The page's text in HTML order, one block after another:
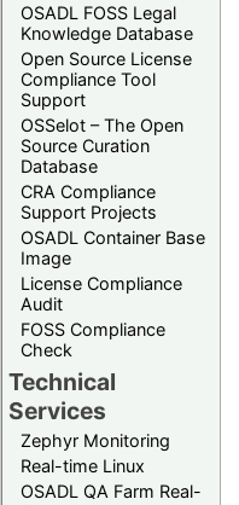
OSADL FOSS Legal
Knowledge Database
Open Source License
Compliance Tool
Support
OSSelot – The Open
Source Curation
Database
CRA Compliance
Support Projects
OSADL Container Base
Image
License Compliance
Audit
FOSS Compliance
Check
Technical
Services
Zephyr Monitoring
Real-time Linux
OSADL QA Farm Real-